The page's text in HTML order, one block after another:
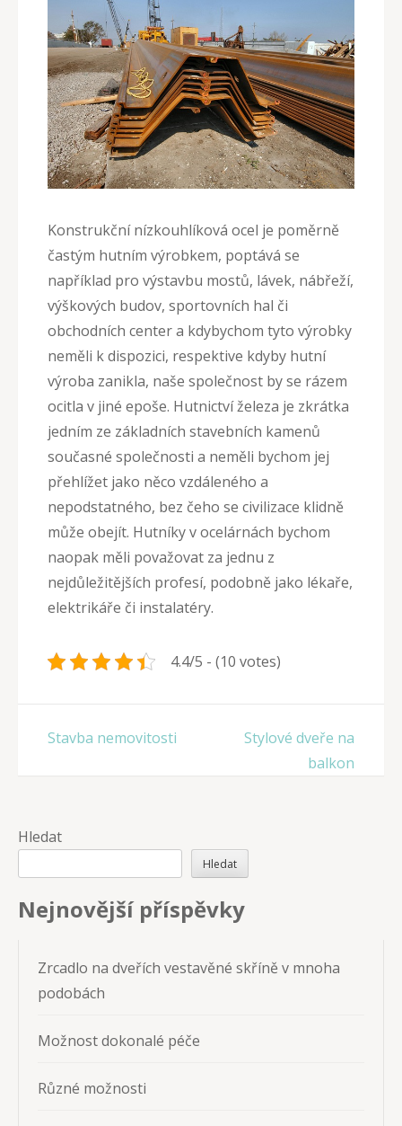
Konstrukční nízkouhlíková ocel je poměrně
častým hutním výrobkem, poptává se
například pro výstavbu mostů, lávek, nábřeží,
výškových budov, sportovních hal či
obchodních center a kdybychom tyto výrobky
neměli k dispozici, respektive kdyby hutní
výroba zanikla, naše společnost by se rázem
ocitla v jiné epoše. Hutnictví železa je zkrátka
jedním ze základních stavebních kamenů
současné společnosti a neměli bychom jej
přehlížet jako něco vzdáleného a
nepodstatného, bez čeho se civilizace klidně
může obejít. Hutníky v ocelárnách bychom
naopak měli považovat za jednu z
nejdůležitějších profesí, podobně jako lékaře,
elektrikáře či instalatéry.
4.4/5 - (10 votes)
Navigace
Stavba nemovitosti
Stylové dveře na
balkon
Hledat
Hledat
Nejnovější příspěvky
Zrcadlo na dveřích vestavěné skříně v mnoha
podobách
Možnost dokonalé péče
Různé možnosti